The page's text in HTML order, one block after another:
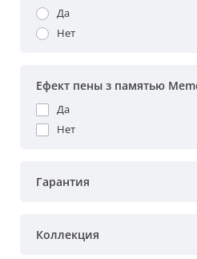
Да
Нет
Ефект пены з памятью
Да
Нет
Гарантия
Коллекция